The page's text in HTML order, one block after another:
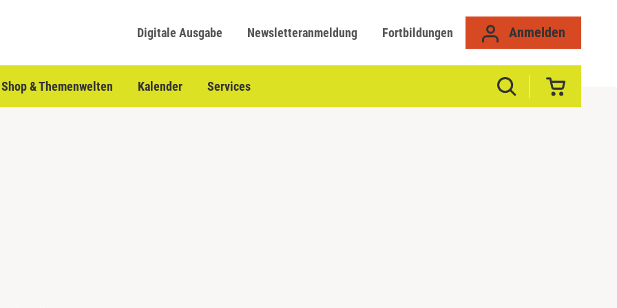
Digitale Ausgabe Newsletteranmeldung Fortbildungen Anmelden
Shop & Themenwelten Kalender Services